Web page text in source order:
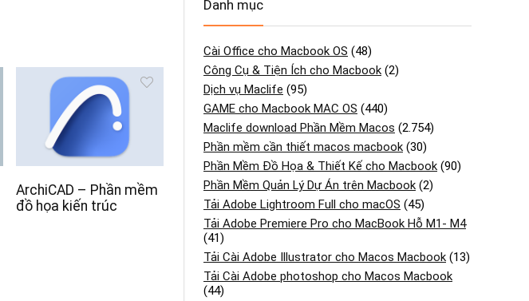
ArchiCAD – Phần mềm
đồ họa kiến trúc
Danh mục
Cài Office cho Macbook OS (48)
Công Cụ & Tiện Ích cho Macbook (2)
Dịch vụ Maclife (95)
GAME cho Macbook MAC OS (440)
Maclife download Phần Mềm Macos (2.754)
Phần mềm cần thiết macos macbook (30)
Phần Mềm Đồ Họa & Thiết Kế cho Macbook (90)
Phần Mềm Quản Lý Dự Án trên Macbook (2)
Tải Adobe Lightroom Full cho macOS (45)
Tải Adobe Premiere Pro cho MacBook Hỗ M1- M4
(41)
Tải Cài Adobe Illustrator cho Macos Macbook (13)
Tải Cài Adobe photoshop cho Macos Macbook
(44)